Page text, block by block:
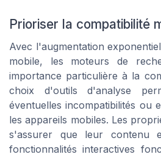
Prioriser la compatibilité
Avec l'augmentation
mobile, les moteurs de
importance particulière à la
choix d'outils d'analyse
éventuelles incompatibilités ou
les appareils mobiles. Les
s'assurer que leur contenu
fonctionnalités interactives